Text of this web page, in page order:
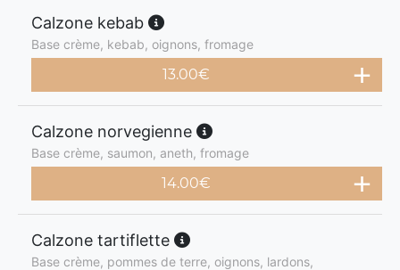
Calzone kebab
Base crème, kebab, oignons, fromage
13.00€
Calzone norvegienne
Base crème, saumon, aneth, fromage
14.00€
Calzone tartiflette
Base crème, pommes de terre, oignons, lardons,